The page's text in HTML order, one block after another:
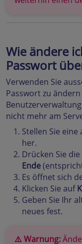
Wie ändere
Passwort
Verwenden Sie
Passwort zu
nicht mehr am
Stellen Sie
her.
Drücken Sie
Ende
Es öffnet sich
Klicken Sie auf
Geben Sie Ihr
neues fest.
⚠️ Warnung: